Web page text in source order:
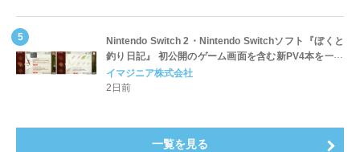
Nintendo Switch 2・Nintendo Switchソフト『ぼくと
釣り日記』 初公開のゲーム画面を含む新PV4本を一挙
公開！
イマジニア株式会社
2日前
一覧を見る